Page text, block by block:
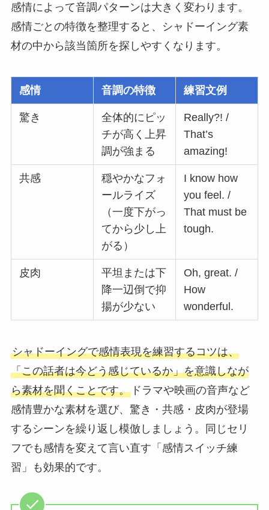
感情によって音調パターンは大きく変わります。
感情ごとの特徴を整理すると、シャドーイング素
材の中から該当箇所を探しやすくなります。
感情 音調の特徴 練習文例
驚き
全体的にピッ
チが高く上昇
調が強まる
Really?! /
That’s
amazing!
共感
穏やかなフォ
ールライズ
（一度下がっ
てから少し上
がる）
I know how
you feel. /
That must be
tough.
皮肉
平坦または下
降一辺倒で抑
揚が少ない
Oh, great. /
How
wonderful.
シャドーイングで感情表現を練習するコツは、
「この話者は今どう感じているか」を意識しなが
ら素材を聞くことです。ドラマや映画の音声など
感情豊かな素材を選び、驚き・共感・皮肉が登場
するシーンを繰り返し模倣しましょう。同じセリ
フでも感情を変えて言い直す「感情スイッチ練
習」も効果的です。